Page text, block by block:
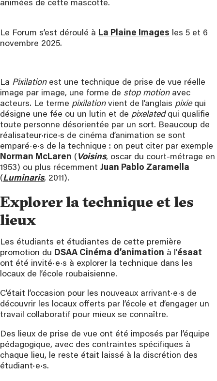
animées de cette mascotte.
Le Forum s’est déroulé à La Plaine Images les 5 et 6
novembre 2025.
La Pixilationest une technique de prise de vue réelle
image par image, une forme de stop motionavec
acteurs. Le terme pixilationvient de l’anglais pixiequi
désigne une fée ou un lutin et de pixelatedqui qualifie
toute personne désorientée par un sort. Beaucoup de
réalisateur·rice·s de cinéma d’animation se sont
emparé·e·s de la technique : on peut citer par exemple
Norman McLaren ( Voisins, oscar du court-métrage en
1953) ou plus récemment Juan Pablo Zaramella
(Luminaris, 2011).
Explorer la technique et les
lieux
Les étudiants et étudiantes de cette première
promotion du DSAA Cinéma d’animation à l’ésaat
ont été invité·e·s à explorer la technique dans les
locaux de l’école roubaisienne.
C’était l’occasion pour les nouveaux arrivant·e·s de
découvrir les locaux offerts par l’école et d’engager un
travail collaboratif pour mieux se connaître.
Des lieux de prise de vue ont été imposés par l’équipe
pédagogique, avec des contraintes spécifiques à
chaque lieu, le reste était laissé à la discrétion des
étudiant·e·s.